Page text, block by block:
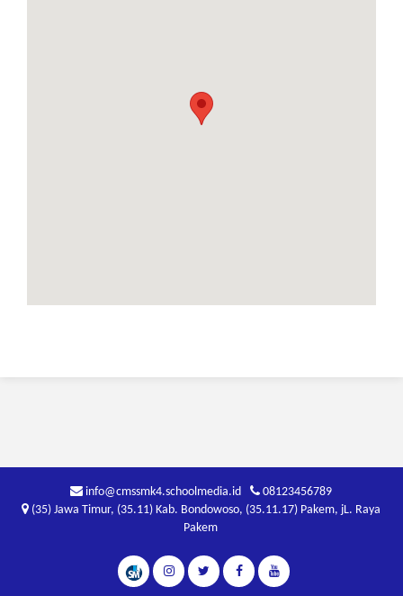
info@cmssmk4.schoolmedia.id
08123456789
(35) Jawa Timur, (35.11) Kab. Bondowoso, (35.11.17) Pakem, jL. Raya
Pakem